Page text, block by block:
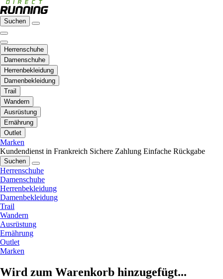
Suchen
Herrenschuhe
Damenschuhe
Herrenbekleidung
Damenbekleidung
Trail
Wandern
Ausrüstung
Ernährung
Outlet
Marken
Kundendienst in Frankreich Sichere Zahlung Einfache Rückgabe
Suchen
Herrenschuhe
Damenschuhe
Herrenbekleidung
Damenbekleidung
Trail
Wandern
Ausrüstung
Ernährung
Outlet
Marken
Wird zum Warenkorb hinzugefügt...